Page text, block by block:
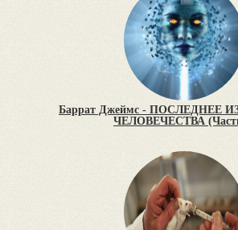
Баррат Джеймс - ПОСЛЕДНЕЕ
ЧЕЛОВЕЧЕСТВА